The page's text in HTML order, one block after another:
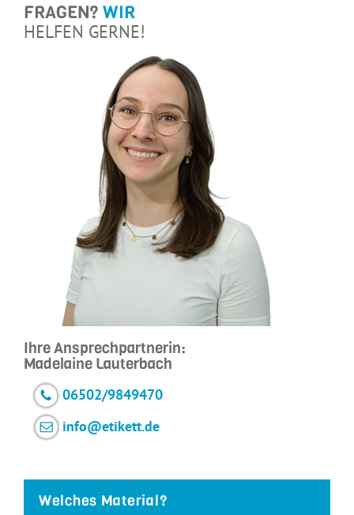
FRAGEN? WIR
HELFEN GERNE!
Ihre Ansprechpartnerin:
Madelaine Lauterbach
06502/9849470
info@etikett.de
Welches Material?